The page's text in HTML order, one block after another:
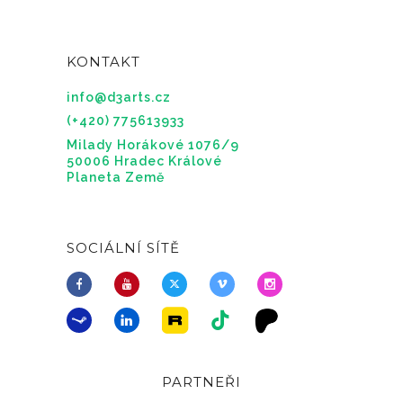
KONTAKT
info@d3arts.cz
(+420) 775613933
Milady Horákové 1076/9
50006 Hradec Králové
Planeta Země
SOCIÁLNÍ SÍTĚ
PARTNEŘI